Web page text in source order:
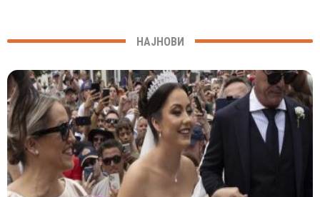
НАЈНОВИ